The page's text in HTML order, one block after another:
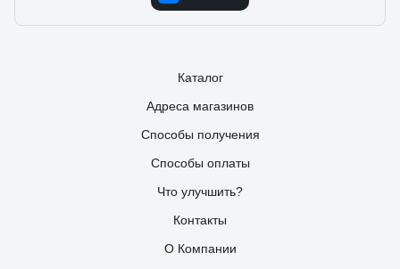
Каталог
Адреса магазинов
Способы получения
Способы оплаты
Что улучшить?
Контакты
О Компании